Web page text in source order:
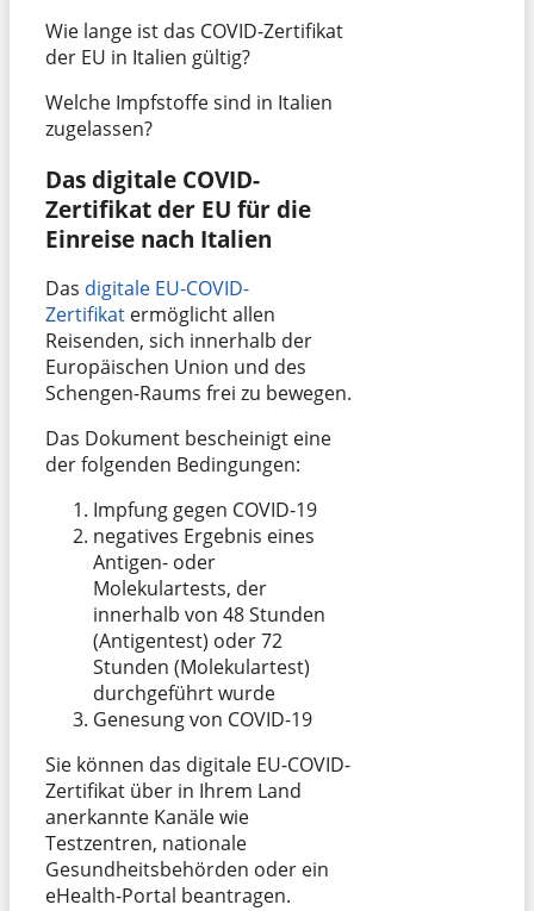
Wie lange ist das COVID-Zertifikat
der EU in Italien gültig?
Welche Impfstoffe sind in Italien
zugelassen?
Das digitale COVID-
Zertifikat der EU für die
Einreise nach Italien
Das digitale EU-COVID-
Zertifikat ermöglicht allen
Reisenden, sich innerhalb der
Europäischen Union und des
Schengen-Raums frei zu bewegen.
Das Dokument bescheinigt eine
der folgenden Bedingungen:
Impfung gegen COVID-19
negatives Ergebnis eines
Antigen- oder
Molekulartests, der
innerhalb von 48 Stunden
(Antigentest) oder 72
Stunden (Molekulartest)
durchgeführt wurde
Genesung von COVID-19
Sie können das digitale EU-COVID-
Zertifikat über in Ihrem Land
anerkannte Kanäle wie
Testzentren, nationale
Gesundheitsbehörden oder ein
eHealth-Portal beantragen.